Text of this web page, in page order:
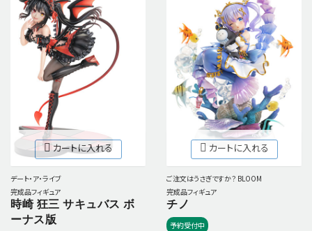
カートに入れる
デート・ア・ライブ
完成品フィギュア
時崎 狂三 サキュバス ボ
ーナス版
カートに入れる
ご注文はうさぎですか？ BLOOM
完成品フィギュア
チノ
予約受付中